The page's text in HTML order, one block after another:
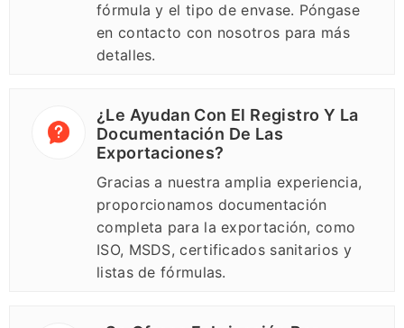
fórmula y el tipo de envase. Póngase
en contacto con nosotros para más
detalles.
¿Le Ayudan Con El Registro Y La
Documentación De Las
Exportaciones?
Gracias a nuestra amplia experiencia,
proporcionamos documentación
completa para la exportación, como
ISO, MSDS, certificados sanitarios y
listas de fórmulas.